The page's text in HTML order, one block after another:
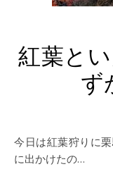
紅葉と
ず
今日は紅葉狩りに栗駒山までお出かけです． 真っ暗なうち
に出かけたの…